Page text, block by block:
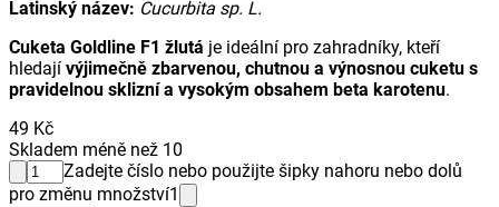
Latinský název: Cucurbita sp. L.
Cuketa Goldline F1 žlutá je ideální pro zahradníky, kteří
hledají výjimečně zbarvenou, chutnou a výnosnou cuketu s
pravidelnou sklizní a vysokým obsahem beta karotenu.
49 Kč
Skladem méně než 10
Zadejte číslo nebo použijte šipky nahoru nebo dolů
pro změnu množství1